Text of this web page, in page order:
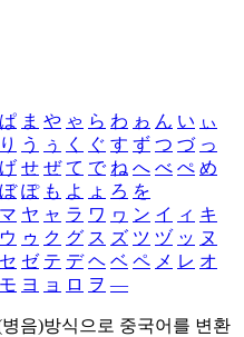
ぱ ま や ゃ ら わ ゎ ん い ぃ
り う ぅ く ぐ す ず つ づ っ
げ せ ぜ て で ね へ べ ぺ め
ぼ ぽ も よ ょ ろ を
マ ヤ ャ ラ ワ ヮ ン イ ィ キ
ウ ゥ ク グ ス ズ ツ ヅ ッ ヌ
セ ゼ テ デ ヘ ベ ペ メ レ オ
モ ヨ ョ ロ ヲ ―
음)방식으로 중국어를 변환